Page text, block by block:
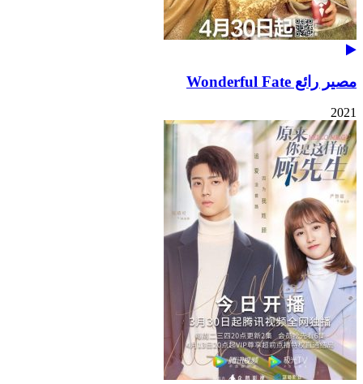
مصير رائع Wonderful Fate
2021